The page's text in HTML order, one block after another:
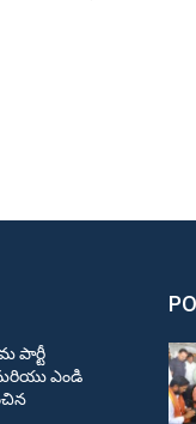
పార్టీ
మరియు ఎండి